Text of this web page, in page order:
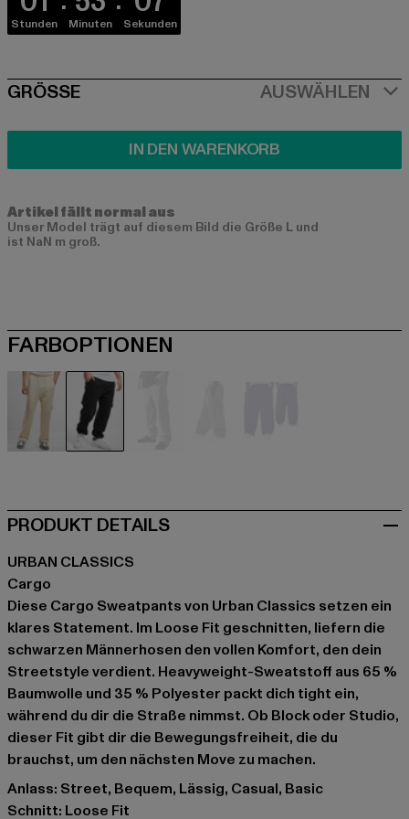
Stunden Minuten Sekunden
SIZE
GRÖSSE AUSWÄHLEN
IN DEN WARENKORB
Artikel fällt normal aus
Unser Model trägt auf diesem Bild die Größe L und
ist NaN m groß.
FARBOPTIONEN
PRODUKT DETAILS
URBAN CLASSICS
Cargo
Diese Cargo Sweatpants von Urban Classics setzen ein
klares Statement. Im Loose Fit geschnitten, liefern die
schwarzen Männerhosen den vollen Komfort, den dein
Streetstyle verdient. Heavyweight-Sweatstoff aus 65 %
Baumwolle und 35 % Polyester packt dich tight ein,
während du dir die Straße nimmst. Ob Block oder Studio,
dieser Fit gibt dir die Bewegungsfreiheit, die du
brauchst, um den nächsten Move zu machen.
Anlass: Street, Bequem, Lässig, Casual, Basic
Schnitt: Loose Fit